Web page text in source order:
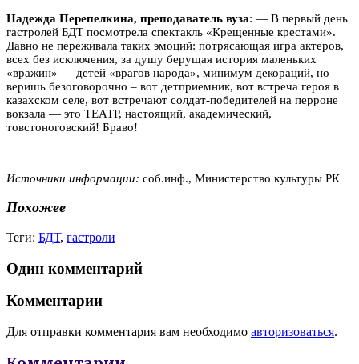
Надежда Перепелкина, преподаватель вуза: — В первый день
гастролей БДТ посмотрела спектакль «Крещенные крестами».
Давно не переживала таких эмоций: потрясающая игра актеров,
всех без исключения, за душу берущая история маленьких
«вражин» — детей «врагов народа», минимум декораций, но
веришь безоговорочно – вот детприемник, вот встреча героя в
казахском селе, вот встречают солдат-победителей на перроне
вокзала — это ТЕАТР, настоящий, академический,
товстоноговский! Браво!
Источники информации: соб.инф., Министерство культуры РК
Похожее
Теги: БДТ, гастроли
Один комментарий
Комментарии
Для отправки комментария вам необходимо авторизоваться.